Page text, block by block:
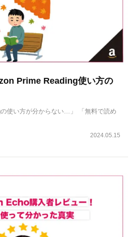
Prime Reading使い方の
の使い方が分からない…」 「無料で読め
2024.05.15